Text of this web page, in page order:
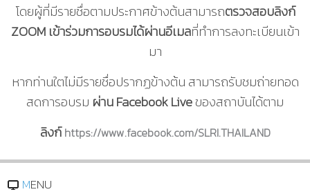
โดยผู้ที่มีรายชื่อตามประกาศข้างต้นสามารถตรวจสอบลิงก์
ZOOM เข้าร่วมการอบรมได้ผ่านอีเมลที่ทำการลงทะเบียนเข้า
มา
หากท่านใตไม่มีรายชื่อปรากฏข้างต้น สามารถรับชมถ่ายทอด
สดการอบรม ผ่าน Facebook Liveของสถาบันได้ตาม
ลิงก์https://www.facebook.com/SLRI.THAILAND
MENU